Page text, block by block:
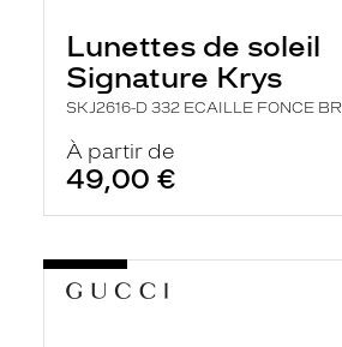
Lunettes de soleil
Signature Krys
SKJ2616-D 332 ECAILLE FONCE BR
À partir de
49,00 €